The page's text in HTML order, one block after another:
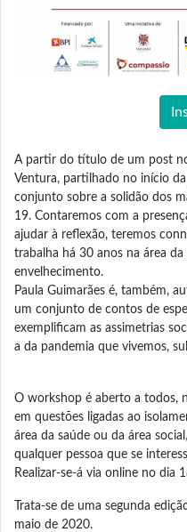
A partir do título de um post
Ventura, partilhado no início
conjunto sobre a solidão dos
19. Contaremos com a
ajudar à reflexão, teremos
trabalha há 30 anos na área
envelhecimento.
Paula Guimarães é, também,
um conjunto de contos de
exemplificam as assimetrias
a da pandemia que vivemos,
O workshop é aberto a todos,
em questões ligadas ao
área da saúde ou da área
qualquer pessoa que se
Realizar-se-á via online no dia
Trata-se de uma segunda
maio de 2020.